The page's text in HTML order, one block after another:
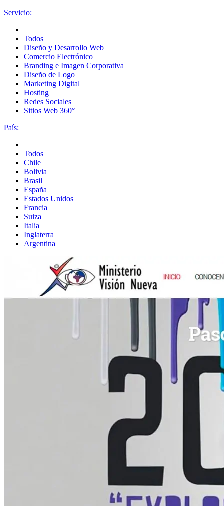
Servicio:
Todos
Diseño y Desarrollo Web
Comercio Electrónico
Branding e Imagen Corporativa
Diseño de Logo
Marketing Digital
Hosting
Redes Sociales
Sitios Web 360°
País:
Todos
Chile
Bolivia
Brasil
España
Estados Unidos
Francia
Suiza
Italia
Inglaterra
Argentina